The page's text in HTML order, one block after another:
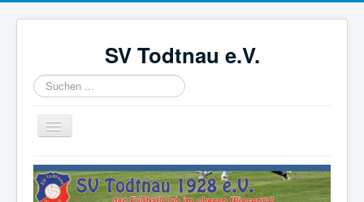
SV Todtnau e.V.
Suchen
...
Navigation
an/aus
Startseite
News